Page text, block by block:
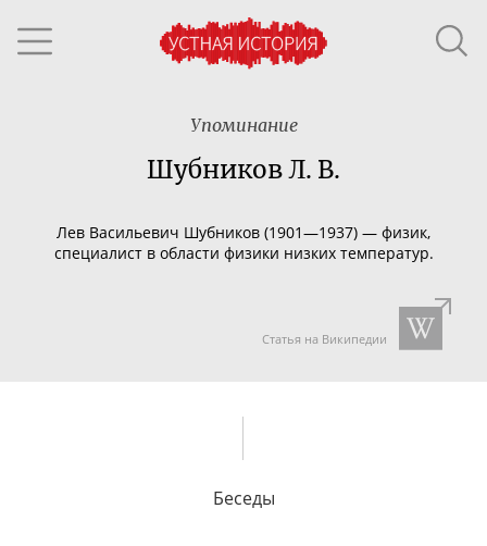
Упоминание
Шубников Л. В.
Лев Васильевич Шубников (1901—1937) — физик,
специалист в области физики низких температур.
Статья на Википедии
Беседы